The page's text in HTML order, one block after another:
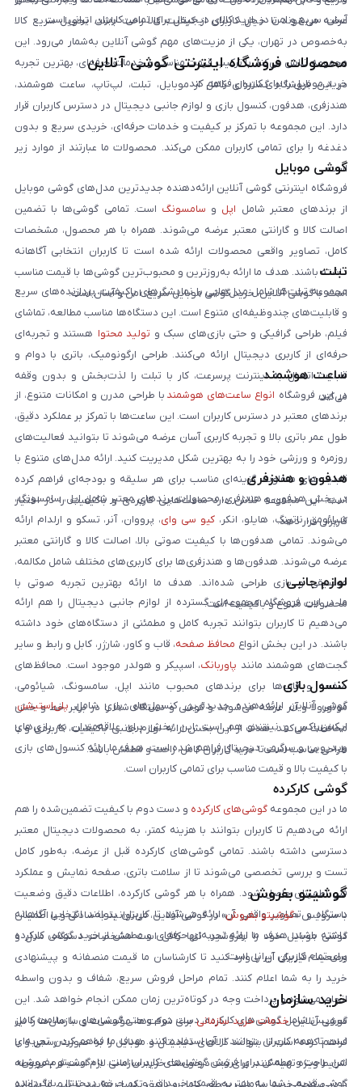
آسان، سریع و امن در خرید کالای دیجیتال برای تمامی کاربران ایرانی است.
عرضه می‌شوند تا خیال کاربران از کیفیت کالا راحت باشد. تحویل سریع کالا
به‌خصوص در تهران، یکی از مزیت‌های مهم گوشی آنلاین به‌شمار می‌رود. این
مجموعه تلاش می‌کند با ترکیب قیمت مناسب و خدمات حرفه‌ای، بهترین تجربه
خرید موبایل را برای کاربران فراهم کند.
محصولات فروشگاه اینترنتی گوشی آنلاین
در این فروشگاه گستره‌ای کامل از موبایل، تبلت، لپ‌تاپ، ساعت هوشمند،
هندزفری، هدفون، کنسول بازی و لوازم جانبی دیجیتال در دسترس کاربران قرار
دارد. این مجموعه با تمرکز بر کیفیت و خدمات حرفه‌ای، خریدی سریع و بدون
دغدغه را برای تمامی کاربران ممکن می‌کند. محصولات ما عبارتند از موارد زیر
است:
گوشی موبایل
فروشگاه اینترنتی گوشی آنلاین ارائه‌دهنده جدیدترین مدل‌های گوشی موبایل
از برندهای معتبر شامل اپل و سامسونگ است. تمامی گوشی‌ها با تضمین
اصالت کالا و گارانتی معتبر عرضه می‌شوند. همراه با هر محصول، مشخصات
کامل، تصاویر واقعی محصولات ارائه شده است تا کاربران انتخابی آگاهانه
داشته باشند. هدف ما ارائه به‌روزترین و محبوب‌ترین گوشی‌ها با قیمت مناسب
است. با گوشی آنلاین، خرید گوشی موبایل سریع، امن و آسان است.
تبلت
مجموعه تبلت‌ها شامل مدل‌هایی با نمایشگرهای باکیفیت، پردازنده‌های سریع
و قابلیت‌های چندوظیفه‌ای متنوع است. این دستگاه‌ها مناسب مطالعه، تماشای
فیلم، طراحی گرافیکی و حتی بازی‌های سبک و تولید محتوا هستند و تجربه‌ای
حرفه‌ای از کاربری دیجیتال ارائه می‌کنند. طراحی ارگونومیک، باتری با دوام و
قابلیت اتصال به اینترنت پرسرعت، کار با تبلت را لذت‌بخش و بدون وقفه
می‌کند.
ساعت هوشمند
در این فروشگاه انواع ساعت‌های هوشمند با طراحی مدرن و امکانات متنوع، از
برندهای معتبر در دسترس کاربران است. این ساعت‌ها با تمرکز بر عملکرد دقیق،
طول عمر باتری بالا و تجربه کاربری آسان عرضه می‌شوند تا بتوانید فعالیت‌های
روزمره و ورزشی خود را به بهترین شکل مدیریت کنید. ارائه مدل‌های متنوع با
قابلیت‌های متفاوت، گزینه‌ای مناسب برای هر سلیقه و بودجه‌ای فراهم کرده
است. این مجموعه تلاش دارد ساعت‌هایی کاربردی و باکیفیت را در اختیار
کاربران قرار دهد.
هدفون و هندزفری
در بخش هدفون و هندزفری، محصولات برندهای معتبر شامل اپل، سامسونگ،
شیائومی، ناتینگ، هایلو، انکر، کیو سی وای، پرووان، آنر، تسکو و ارلدام ارائه
می‌شوند. تمامی هدفون‌ها با کیفیت صوتی بالا، اصالت کالا و گارانتی معتبر
عرضه می‌شوند. هدفون‌ها و هندزفری‌ها برای کاربری‌های مختلف شامل مکالمه،
موسیقی و بازی طراحی شده‌اند. هدف ما ارائه بهترین تجربه صوتی با
محصولات متنوع و باکیفیت است.
لوازم جانبی
ما در این فروشگاه مجموعه‌ای گسترده از لوازم جانبی دیجیتال را هم ارائه
می‌دهیم تا کاربران بتوانند تجربه کامل و مطمئنی از دستگاه‌های خود داشته
باشند. در این بخش انواع محافظ صفحه، قاب و کاور، شارژر، کابل و رابط و سایر
گجت‌های هوشمند مانند پاوربانک، اسپیکر و هولدر موجود است. محافظ‌های
صفحه و قاب‌ها برای برندهای محبوب مانند اپل، سامسونگ، شیائومی،
موتورولا و آنر عرضه می‌شوند و گوشی و دستگاه شما را در برابر خط و خش
محافظت می‌کنند. هدف از این بخش ارائه لوازم جانبی باکیفیت، کاربردی و با
طراحی مناسب است تا خرید کاربران کامل، راحت و مطمئن باشد.
کنسول بازی
گوشی آنلاین ارائه‌دهنده جدیدترین کنسول‌های بازی شامل پلی‌استیشن،
ایکس‌باکس و نینتندو هم است. این بخش برای علاقه‌مندان به بازی‌های
ویدیویی و سرگرمی دیجیتال فراهم شده است. هدف ما ارائه کنسول‌های بازی
با کیفیت بالا و قیمت مناسب برای تمامی کاربران است.
گوشی کارکرده
ما در این مجموعه گوشی‌های کارکرده و دست دوم با کیفیت تضمین‌شده را هم
ارائه می‌دهیم تا کاربران بتوانند با هزینه کمتر، به محصولات دیجیتال معتبر
دسترسی داشته باشند. تمامی گوشی‌های کارکرده قبل از عرضه، به‌طور کامل
تست و بررسی تخصصی می‌شوند تا از سلامت باتری، صفحه نمایش و عملکرد
فنی اطمینان حاصل شود. همراه با هر گوشی کارکرده، اطلاعات دقیق وضعیت
دستگاه و تصاویر واقعی آن ارائه می‌شود تا کاربران بتوانند انتخابی آگاهانه
داشته باشند. هدف ما ارائه تجربه‌ای حرفه‌ای و مطمئن از خرید گوشی کارکرده
برای تمام کاربران ایرانی است.
گوشیتو بفروش
با سرویس «گوشیتو بفروش» در گوشی آنلاین، می‌توانید به‌سادگی و با اطمینان
گوشی موبایل خود را بفروشید. تنها کافی است مشخصات دستگاه، مدل و
وضعیت فیزیکی آن را وارد کنید تا کارشناسان ما قیمت منصفانه و پیشنهادی
خرید را به شما اعلام کنند. تمام مراحل فروش سریع، شفاف و بدون واسطه
انجام می‌شود و پرداخت وجه در کوتاه‌ترین زمان ممکن انجام خواهد شد. این
سرویس شامل گوشی‌های کارکرده، دست دوم و حتی گوشی‌های با سلامت کامل
است تا همه کاربران بتوانند از آن استفاده کنند. هدف ما فراهم کردن تجربه‌ای
امن، راحت و مطمئن برای فروش گوشی‌های کاربران است. با «گوشیتو بفروش»،
گوشی قدیمی شما به بهترین قیمت خریداری و در چرخه دیجیتال بازگردانده
خرید سازمان
گوشی آنلاینخدمات خرید سازمانیبرای شرکت‌ها، مؤسسات و سازمان‌ها را نیز
فراهم کرده است تا بتوانند کالاهای دیجیتال و موبایل را به صورت رسمی و با
شرایط ویژه تهیه کنند. برای ثبت درخواست خرید سازمانی لازم است فرم مربوطه
را در صفحه خرید سازمانی به‌طور کامل و دقیق تکمیل نمایید تا تیم ما بتواند